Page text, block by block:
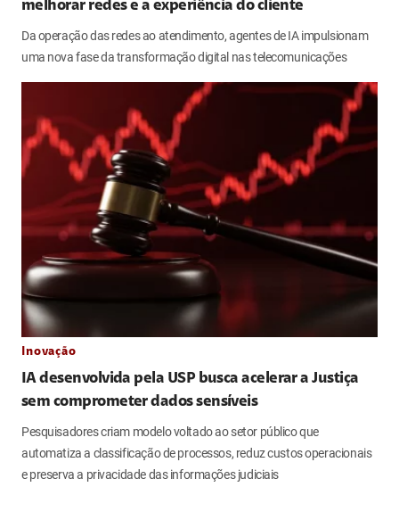
melhorar redes e a experiência do cliente
Da operação das redes ao atendimento, agentes de IA impulsionam
uma nova fase da transformação digital nas telecomunicações
Inovação
IA desenvolvida pela USP busca acelerar a Justiça
sem comprometer dados sensíveis
Pesquisadores criam modelo voltado ao setor público que
automatiza a classificação de processos, reduz custos operacionais
e preserva a privacidade das informações judiciais